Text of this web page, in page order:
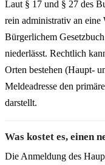
Laut § 17 und § 27 des
rein administrativ an
Bürgerlichem
niederlässt. Rechtlich
Orten bestehen (Haupt-
Meldeadresse den
darstellt.
Was kostet es, einen
Die Anmeldung des